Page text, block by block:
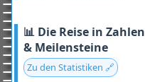
📊 Die Reise in
& Meilensteine
Zu den Statistiken 🔗